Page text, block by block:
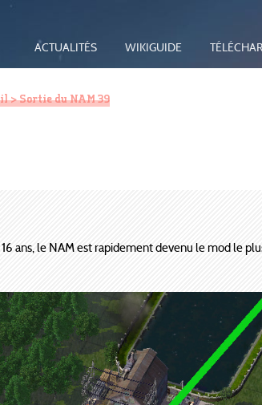
ACTUALITÉS WIKIGUIDE
> Sortie du NAM 39
ans, le NAM est rapidement devenu le mod le